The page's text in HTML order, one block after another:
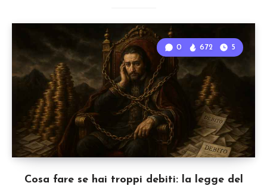
Cosa fare se hai troppi debiti: la legge del
0 672 5